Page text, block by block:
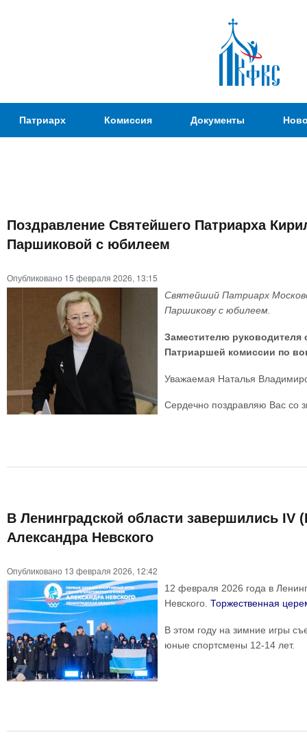
Патриаршая
Комиссия
спорта
Патриарх Комиссия Документы
здесь
Поздравление Святейшего Патриарха
Паршиковой с юбилеем
Опубликовано 15 февраля 2026, 13:15
Святейший Патриарх
Паршикову с юбилеем.
Заместителю руководителя
Патриаршей комиссии по
Уважаемая Наталья
Сердечно поздравляю Вас со
В Ленинградской области завершились IV
Александра Невского
Опубликовано 13 февраля 2026, 12:42
12 февраля 2026 года в
Невского. Торжественная
В этом году на зимние игры
юные спортсмены 12-14 лет.